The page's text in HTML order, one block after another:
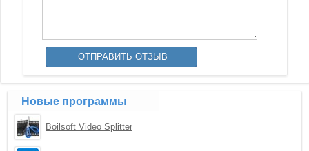
Новые программы
Boilsoft Video Splitter